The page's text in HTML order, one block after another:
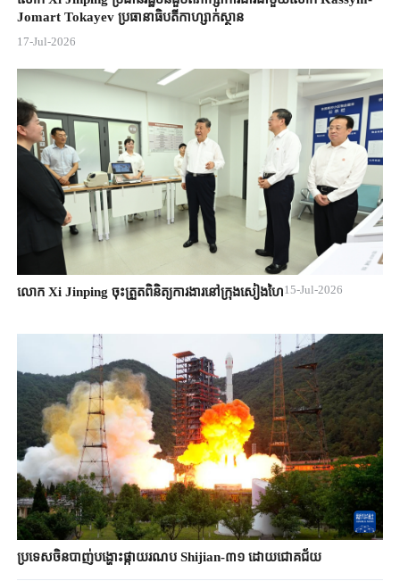
Jomart ​Tokayev ​ប្រធានាធិបតី​កាហ្សាក់ស្ថាន​
17-Jul-2026
លោក Xi Jinping ចុះត្រួតពិនិត្យការងារនៅក្រុងសៀងហៃ15-Jul-2026
ប្រទេសចិនបាញ់បង្ហោះផ្កាយរណប Shijian-៣១ ដោយជោគជ័យ